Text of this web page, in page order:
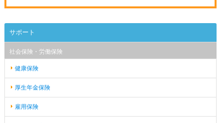
サポート
社会保険・労働保険
健康保険
厚生年金保険
雇用保険